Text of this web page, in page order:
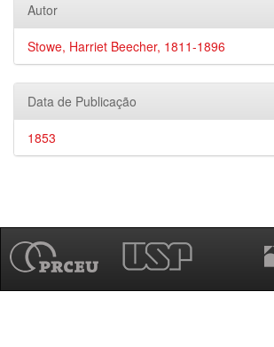
Autor
Stowe, Harriet Beecher, 1811-1896
Data de Publicação
1853